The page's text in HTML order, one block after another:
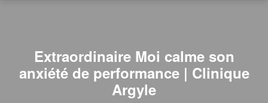
Extraordinaire Moi calme son
anxiété de performance | Clinique
Argyle